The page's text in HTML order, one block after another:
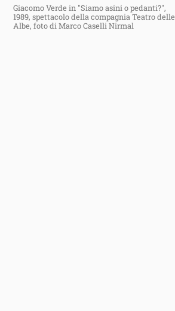
Giacomo Verde in "Siamo asini o pedanti?",
1989, spettacolo della compagnia Teatro delle
Albe, foto di Marco Caselli Nirmal